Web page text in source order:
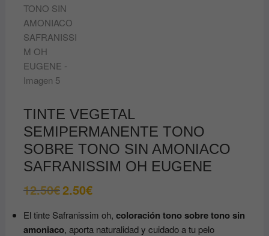
TINTE VEGETAL
SEMIPERMANENTE TONO
SOBRE TONO SIN AMONIACO
SAFRANISSIM OH EUGENE
12.50€ El
precio
era:
2.50€El
precio
es:
2.50€.
El tinte Safranissim oh, coloración tono sobre tono sin
amoniaco, aporta naturalidad y cuidado a tu pelo